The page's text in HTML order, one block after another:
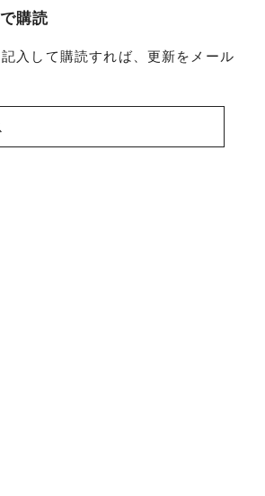
購読
入して購読すれば、更新をメール